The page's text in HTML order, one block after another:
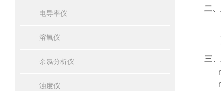
电导率仪
溶氧仪
余氯分析仪
浊度仪
二、
三、